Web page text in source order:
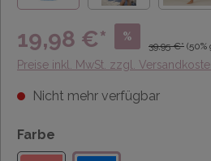
19,98 €* %
39,95 €* (50%
Preise inkl. MwSt. zzgl.
Nicht mehr verfügbar
Farbe